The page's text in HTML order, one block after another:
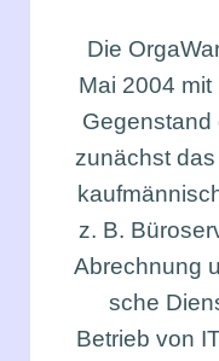
Die
Mai 2004
Gegen­stand
zunächst
z. B.
Abrech­nung
sche
Betrieb von